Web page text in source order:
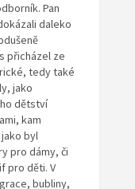
Pan
daleko
přicházel ze
tedy také
jako
dětství
kam
byl
pro dámy, či
pro děti. V
bubliny,